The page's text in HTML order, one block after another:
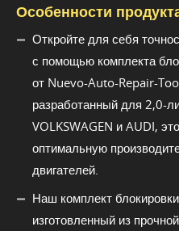
Особенности
Откройте для себя
с помощью комплекта
от Nuevo-Auto-Repair-
разработанный для 2,0-
VOLKSWAGEN и AUDI,
оптимальную
двигателей.
Наш комплект
изготовленный из